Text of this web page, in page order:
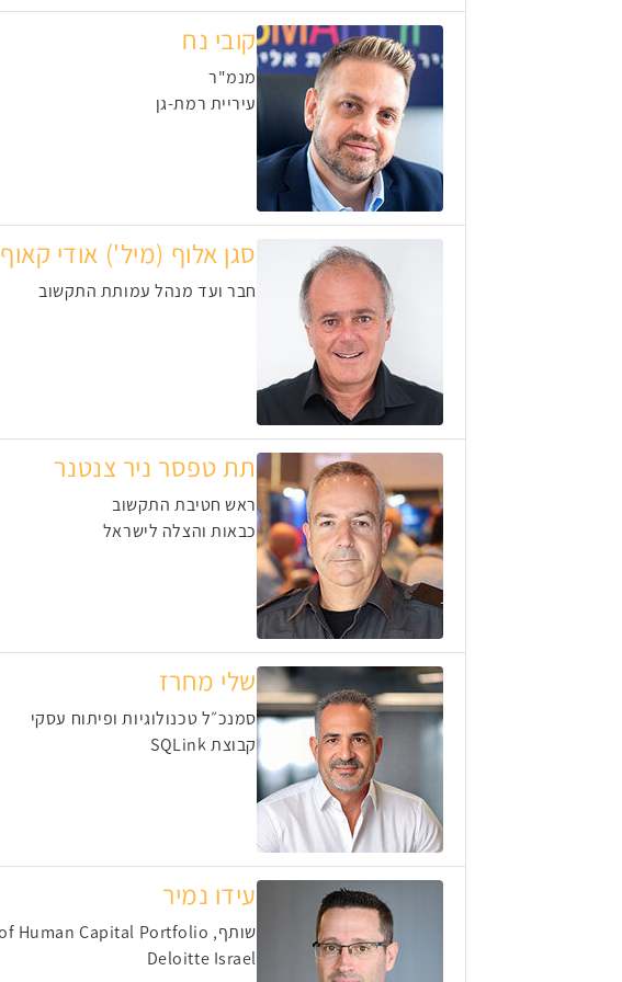
קובי נח
מנמ"ר
עיריית רמת-גן
סגן אלוף (מיל') אודי קאוף
חבר ועד מנהל עמותת התקשוב
תת טפסר ניר צנטנר
ראש חטיבת התקשוב
כבאות והצלה לישראל
שלי מחרז
סמנכ״ל טכנולוגיות ופיתוח עסקי
קבוצת SQLink
עידו נמיר
שותף, Head of Human Capital Portfolio
Deloitte Israel